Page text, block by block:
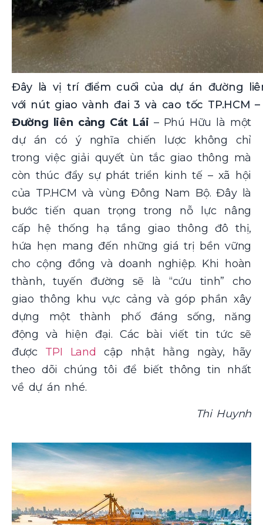
Đây là vị trí điểm cuối của dự án đường
với nút giao vành đai 3 và cao tốc TP.HCM
Đường liên cảng Cát Lái – Phú Hữu là một
dự án có ý nghĩa chiến lược không chỉ
trong việc giải quyết ùn tắc giao thông mà
còn thúc đẩy sự phát triển kinh tế – xã hội
của TP.HCM và vùng Đông Nam Bộ. Đây là
bước tiến quan trọng trong nỗ lực nâng
cấp hệ thống hạ tầng giao thông đô thị,
hứa hẹn mang đến những giá trị bền vững
cho cộng đồng và doanh nghiệp. Khi hoàn
thành, tuyến đường sẽ là “cứu tinh” cho
giao thông khu vực cảng và góp phần xây
dựng một thành phố đáng sống, năng
động và hiện đại. Các bài viết tin tức sẽ
được TPI Land
cập nhật hằng ngày, hãy
theo dõi chúng tôi để biết thông tin nhất
về dự án nhé.
Thi Huynh